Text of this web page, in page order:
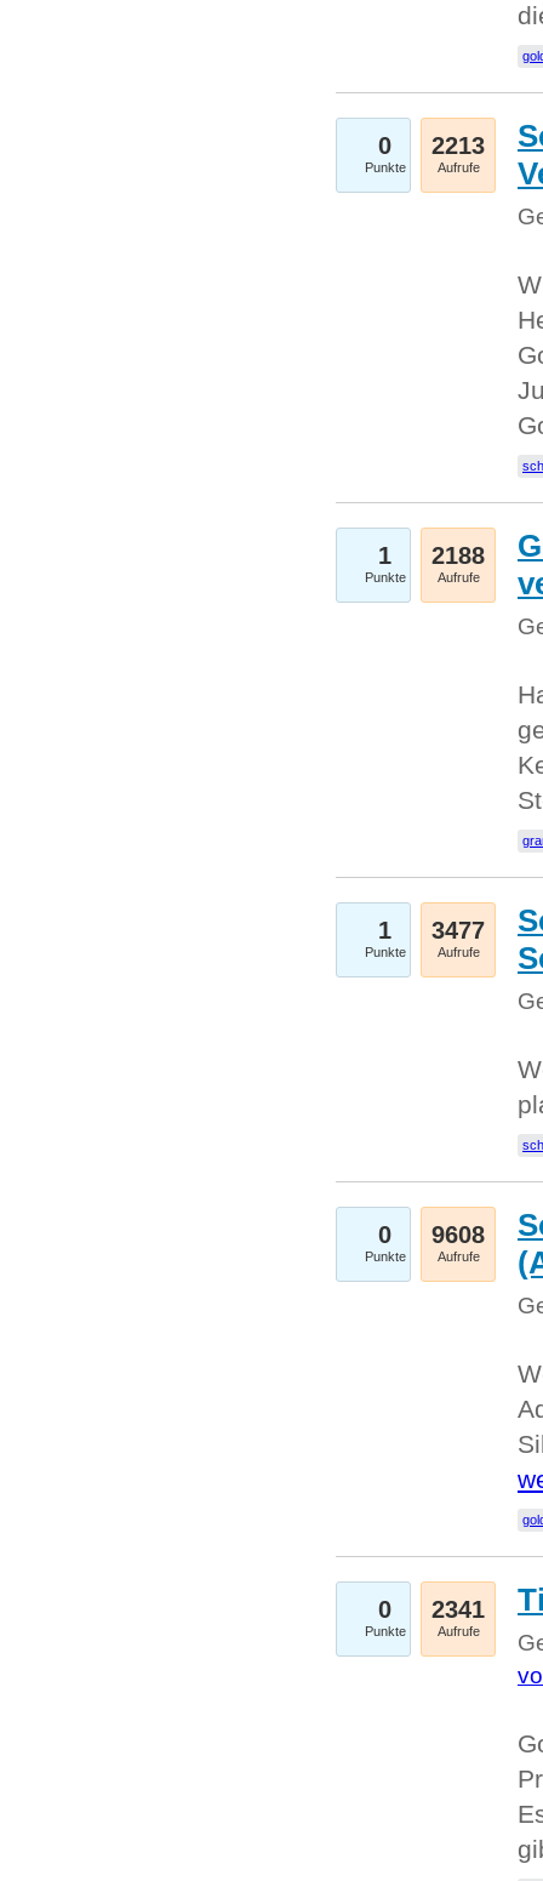
0
Punkte
2213
Aufrufe
1
Punkte
2188
Aufrufe
1
Punkte
3477
Aufrufe
0
Punkte
9608
Aufrufe
0
Punkte
2341
Aufrufe